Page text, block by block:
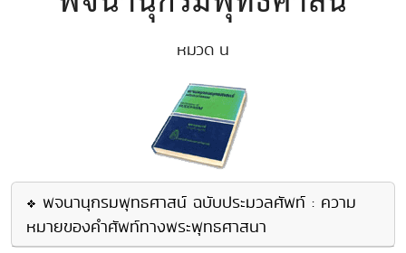
หมวด น
พจนานุกรมพุทธศาสน์ ฉบับประมวลศัพท์ : ความ
หมายของคำศัพท์ทางพระพุทธศาสนา